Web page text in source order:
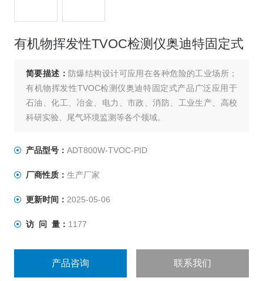
有机物挥发性TVOC检测仪奥迪特固定式
简要描述： 防爆结构设计可应用在各种危险的工业场所；
有机物挥发性TVOC检测仪奥迪特固定式产品广泛应用于
石油、化工、冶金、电力、市政、消防、工业生产、高校
科研实验、尾气环境监测等各个领域。
产品型号： ADT800W-TVOC-PID
厂商性质： 生产厂家
更新时间： 2025-05-06
访 问 量： 1177
产品咨询 联系我们